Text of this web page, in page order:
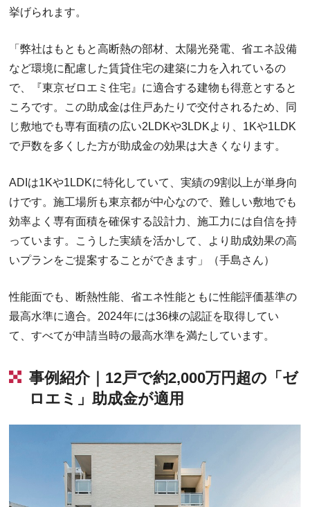
挙げられます。
「弊社はもともと高断熱の部材、太陽光発電、省エネ設備
など環境に配慮した賃貸住宅の建築に力を入れているの
で、『東京ゼロエミ住宅』に適合する建物も得意とすると
ころです。この助成金は住戸あたりで交付されるため、同
じ敷地でも専有面積の広い2LDKや3LDKより、1Kや1LDK
で戸数を多くした方が助成金の効果は大きくなります。
ADIは1Kや1LDKに特化していて、実績の9割以上が単身向
けです。施工場所も東京都が中心なので、難しい敷地でも
効率よく専有面積を確保する設計力、施工力には自信を持
っています。こうした実績を活かして、より助成効果の高
いプランをご提案することができます」（手島さん）
性能面でも、断熱性能、省エネ性能ともに性能評価基準の
最高水準に適合。2024年には36棟の認証を取得してい
て、すべてが申請当時の最高水準を満たしています。
事例紹介｜12戸で約2,000万円超の「ゼ
ロエミ」助成金が適用